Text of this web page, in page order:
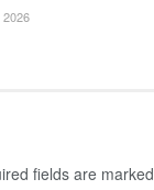
fields are marked